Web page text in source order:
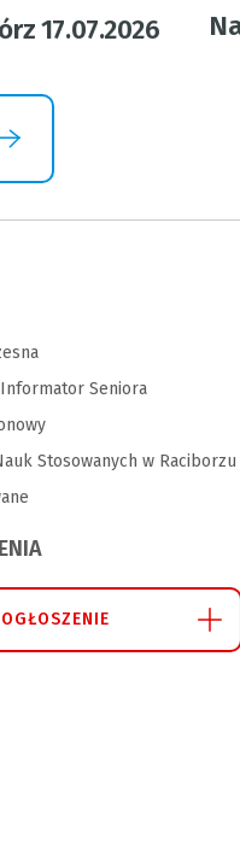
17.07.2026
Seniora
Stosowanych w Raciborzu